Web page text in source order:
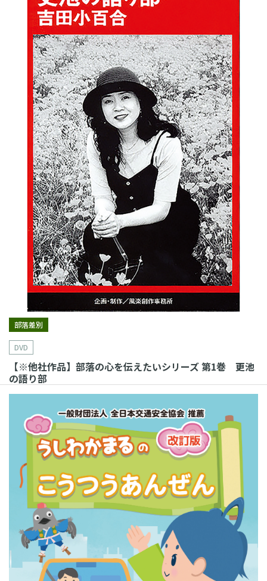
部落差別
DVD
【※他社作品】部落の心を伝えたいシリーズ 第1巻 更池
の語り部